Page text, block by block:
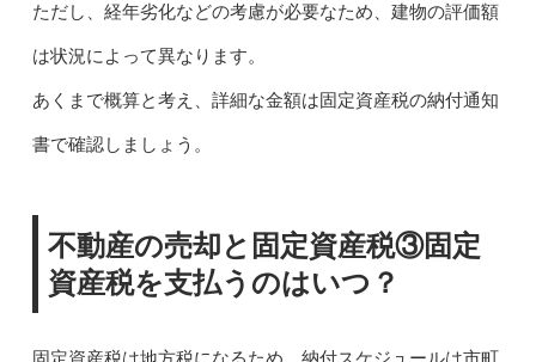
ただし、経年劣化などの考慮が必要なため、建物の評価額
は状況によって異なります。
あくまで概算と考え、詳細な金額は固定資産税の納付通知
書で確認しましょう。
不動産の売却と固定資産税③固定
資産税を支払うのはいつ？
固定資産税は地方税になるため、納付スケジュールは市町